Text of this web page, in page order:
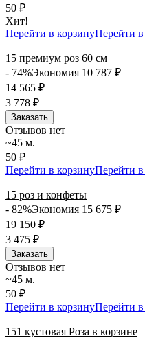
50 ₽
Хит!
Перейти в корзинуПерейти в
15 премиум роз 60 см
- 74%Экономия 10 787 ₽
14 565 ₽
3 778 ₽
Заказать
Отзывов нет
~45 м.
50 ₽
Перейти в корзинуПерейти в
15 роз и конфеты
- 82%Экономия 15 675 ₽
19 150 ₽
3 475 ₽
Заказать
Отзывов нет
~45 м.
50 ₽
Перейти в корзинуПерейти в
151 кустовая Роза в корзине